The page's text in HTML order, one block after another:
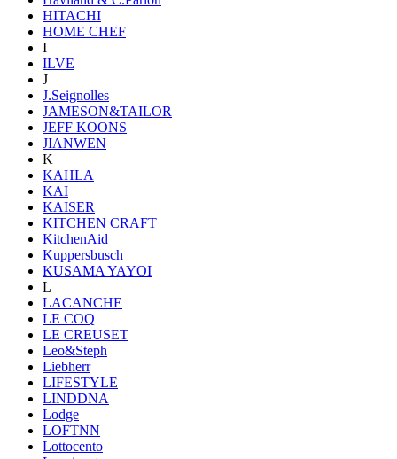
HITACHI
HOME CHEF
I
ILVE
J
J.Seignolles
JAMESON&TAILOR
JEFF KOONS
JIANWEN
K
KAHLA
KAI
KAISER
KITCHEN CRAFT
KitchenAid
Kuppersbusch
KUSAMA YAYOI
L
LACANCHE
LE COQ
LE CREUSET
Leo&Steph
Liebherr
LIFESTYLE
LINDDNA
Lodge
LOFTNN
Lottocento